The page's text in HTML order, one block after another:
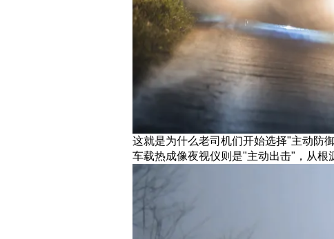
这就是为什么老司机们开始选择"主动防
车载热成像夜视仪则是"主动出击"，从根